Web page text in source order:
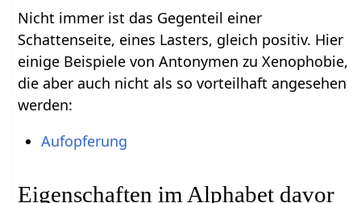
Nicht immer ist das Gegenteil einer
Schattenseite, eines Lasters, gleich positiv. Hier
einige Beispiele von Antonymen zu Xenophobie,
die aber auch nicht als so vorteilhaft angesehen
werden:
Aufopferung
Eigenschaften im Alphabet davor